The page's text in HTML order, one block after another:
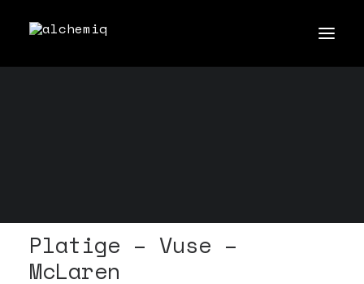
Platige – Vuse –
McLaren